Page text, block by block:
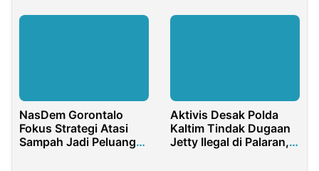
NasDem Gorontalo
Fokus Strategi Atasi
Sampah Jadi Peluang
Aktivis Desak Polda
Kaltim Tindak Dugaan
Jetty Ilegal di Palaran,